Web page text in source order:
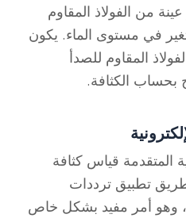
من الفولاذ المقاوم
في مستوى الماء. يكون
المقاوم للصدأ
بحساب الكثافة.
المتقدمة قياس كثافة
تطبيق ترددات
وهو أمر مفيد بشكل خاص